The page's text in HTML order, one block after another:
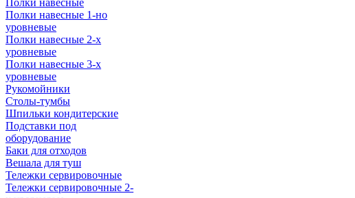
Полки навесные
Полки навесные 1-но
уровневые
Полки навесные 2-х
уровневые
Полки навесные 3-х
уровневые
Рукомойники
Столы-тумбы
Шпильки кондитерские
Подставки под
оборудование
Баки для отходов
Вешала для туш
Тележки сервировочные
Тележки сервировочные 2-